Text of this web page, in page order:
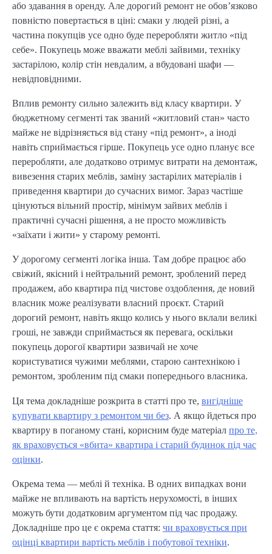
або здавання в оренду. Але дорогий ремонт не обов’язково
повністю повертається в ціні: смаки у людей різні, а
частина покупців усе одно буде переробляти житло «під
себе». Покупець може вважати меблі зайвими, техніку
застарілою, колір стін невдалим, а вбудовані шафи —
невідповідними.
Вплив ремонту сильно залежить від класу квартири. У
бюджетному сегменті так званий «житловий стан» часто
майже не відрізняється від стану «під ремонт», а іноді
навіть сприймається гірше. Покупець усе одно планує все
переробляти, але додатково отримує витрати на демонтаж,
вивезення старих меблів, заміну застарілих матеріалів і
приведення квартири до сучасних вимог. Зараз частіше
цінуються вільний простір, мінімум зайвих меблів і
практичні сучасні рішення, а не просто можливість
«заїхати і жити» у старому ремонті.
У дорогому сегменті логіка інша. Там добре працює або
свіжий, якісний і нейтральний ремонт, зроблений перед
продажем, або квартира під чистове оздоблення, де новий
власник може реалізувати власний проєкт. Старий
дорогий ремонт, навіть якщо колись у нього вклали великі
гроші, не завжди сприймається як перевага, оскільки
покупець дорогої квартири зазвичай не хоче
користуватися чужими меблями, старою сантехнікою і
ремонтом, зробленим під смаки попереднього власника.
Ця тема докладніше розкрита в статті про те, вигідніше
купувати квартиру з ремонтом чи без. А якщо йдеться про
квартиру в поганому стані, корисним буде матеріал про те,
як враховується «вбита» квартира і старий будинок під час
оцінки.
Окрема тема — меблі й техніка. В одних випадках вони
майже не впливають на вартість нерухомості, в інших
можуть бути додатковим аргументом під час продажу.
Докладніше про це є окрема стаття: чи враховується при
оцінці квартири вартість меблів і побутової техніки.